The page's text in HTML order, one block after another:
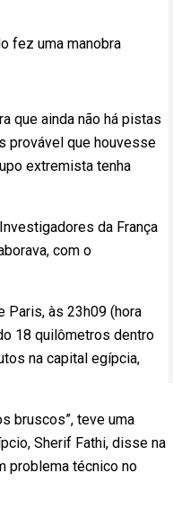
fez uma manobra
que ainda não há pistas
provável que houvesse
extremista tenha
da França
com o
Paris, às 23h09 (hora
18 quilômetros dentro
na capital egípcia,
bruscos”, teve uma
Sherif Fathi, disse na
problema técnico no